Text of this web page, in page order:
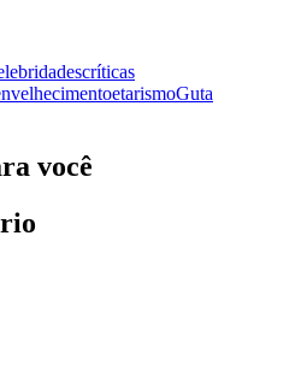
críticas
etarismoGuta
você